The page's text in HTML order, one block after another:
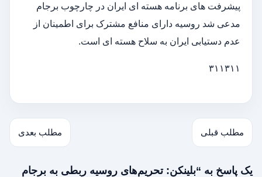
پیشرفت های برنامه هسته ای ایران در چارچوب برجام
مدعی شد روسیه دارای منافع مشترک برای اطمینان از
عدم دستیابی ایران به سلاح هسته ای است.
۳۱۱۳۱۱
مطلب قبلی مطلب بعدی
یک پاسخ به “بلینکن: تحریم‌های روسیه ربطی به برجام